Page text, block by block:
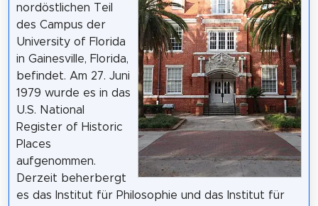
nordöstlichen Teil
des Campus der
University of Florida
in Gainesville, Florida,
befindet. Am 27. Juni
1979 wurde es in das
U.S. National
Register of Historic
Places
aufgenommen.
Derzeit beherbergt
es das Institut für Philosophie und das Institut für